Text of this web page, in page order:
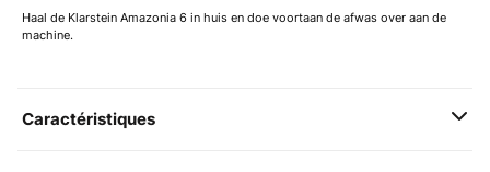
Haal de Klarstein Amazonia 6 in huis en doe voortaan de afwas over aan de
machine.
Caractéristiques